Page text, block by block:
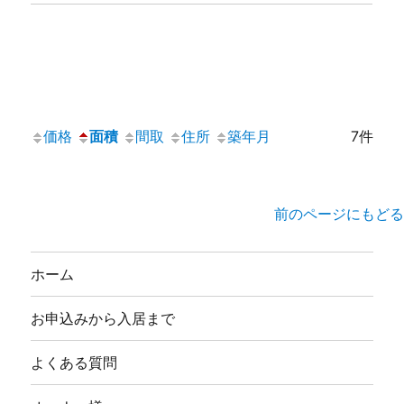
価格 面積 間取 住所 築年月 7件
前のページにもどる
ホーム
お申込みから入居まで
よくある質問